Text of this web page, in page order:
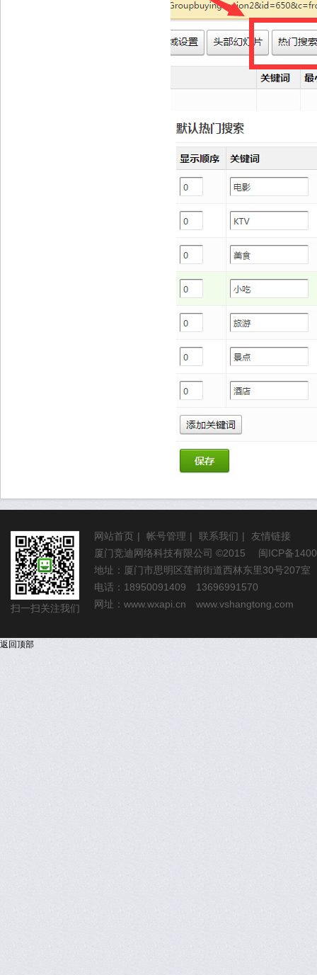
扫一扫关注我们
网站首页 | 帐号管理 | 联系我们 |
友情链接
厦门竞迪网络科技有限公司 ©2015 闽ICP备
地址：厦门市思明区莲前街道西林东里30号207室
电话：18950091409 13696991570
网址： www.wxapi.cn www.vshangtong.com
返回顶部